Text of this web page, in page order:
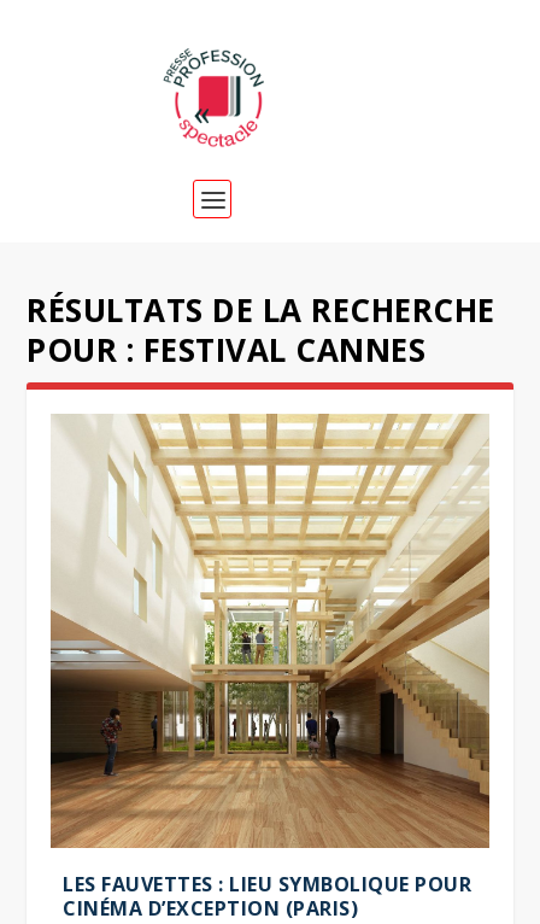
RÉSULTATS DE LA RECHERCHE
POUR : FESTIVAL CANNES
LES FAUVETTES : LIEU SYMBOLIQUE POUR
CINÉMA D’EXCEPTION (PARIS)